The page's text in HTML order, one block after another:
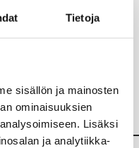
Tietoja
sisällön ja mainosten
ominaisuuksien
Lisäksi
ja analytiikka-
yleisiä koulukuljetusten
luettavissa
kohdasta 4.